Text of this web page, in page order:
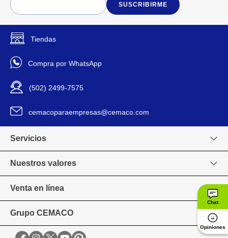
SUSCRIBIRME
Tiendas
Compra por WhatsApp
(502) 2499-7575
cemacoparaempresas@cemaco.com
Servicios
Nuestros valores
Venta en línea
Grupo CEMACO
Chat
Opiniones